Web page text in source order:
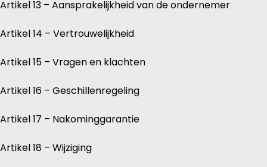
Artikel 13 – Aansprakelijkheid van de ondernemer
Artikel 14 – Vertrouwelijkheid
Artikel 15 – Vragen en klachten
Artikel 16 – Geschillenregeling
Artikel 17 – Nakominggarantie
Artikel 18 – Wijziging